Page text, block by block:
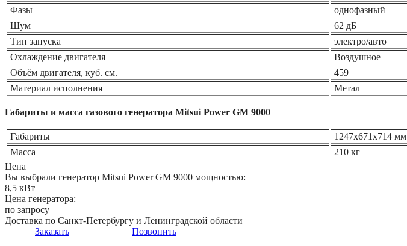
Фазы
однофазный
Шум
62 дБ
Тип запуска
электро/авто
Охлаждение двигателя
Воздушное
Объём двигателя, куб. см.
459
Материал исполнения
Метал
Габариты и масса газового генератора Mitsui Power GM 9000
Габариты
1247x671x714 мм
Масса
210 кг
Цена
Вы выбрали генератор Mitsui Power GM 9000 мощностью:
8,5 кВт
Цена генератора:
по запросу
Доставка по Санкт-Петербургу и Ленинградской области
Заказать
Позвонить